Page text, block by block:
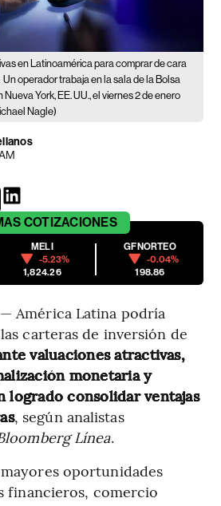
en Latinoamérica para comprar de cara
Un operador trabaja en la sala de la Bolsa
York, EE. UU., el viernes 2 de enero
Nagle)
COTIZACIONES
MELI
-5.23%
1,824.26
GFNORTEO
-0.04%
198.86
América Latina podría
carteras de inversión de
valuaciones atractivas,
monetaria y
logrado consolidar ventajas
, según analistas
Línea.
oportunidades
financieros, comercio